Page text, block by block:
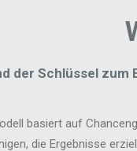
der Schlüssel
basiert auf
die Ergebnisse